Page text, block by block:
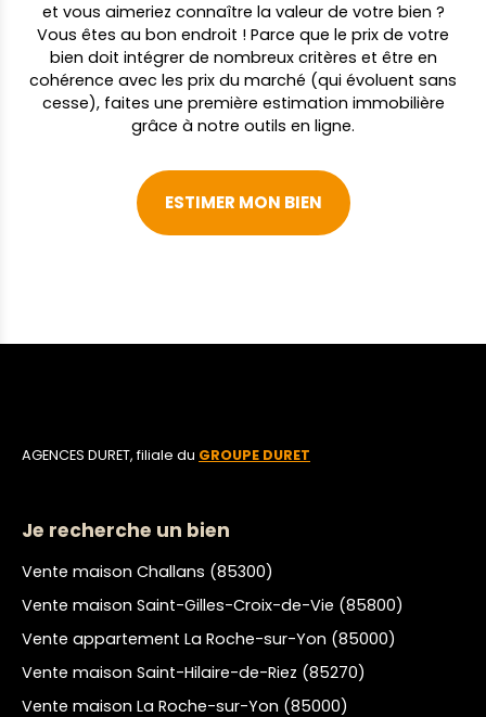
et vous aimeriez connaître la valeur de votre bien ?
Vous êtes au bon endroit ! Parce que le prix de votre
bien doit intégrer de nombreux critères et être en
cohérence avec les prix du marché (qui évoluent sans
cesse), faites une première estimation immobilière
grâce à notre outils en ligne.
ESTIMER MON BIEN
AGENCES DURET, filiale du GROUPE DURET
Je recherche un bien
Vente maison Challans (85300)
Vente maison Saint-Gilles-Croix-de-Vie (85800)
Vente appartement La Roche-sur-Yon (85000)
Vente maison Saint-Hilaire-de-Riez (85270)
Vente maison La Roche-sur-Yon (85000)